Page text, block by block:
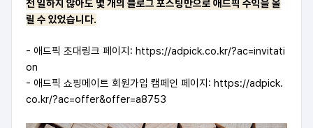
전 일하지 않아도 몇 개의 블로그 포스팅만으로 애드픽 수익을 올
릴 수 있었습니다.
- 애드픽 초대링크 페이지: https://adpick.co.kr/?ac=invitati
on
- 애드픽 쇼핑메이트 회원가입 캠페인 페이지: https://adpick.
co.kr/?ac=offer&offer=a8753